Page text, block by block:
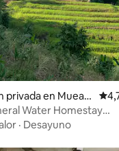
privada en Muean
Water Homestay
Homestay
· Desayuno